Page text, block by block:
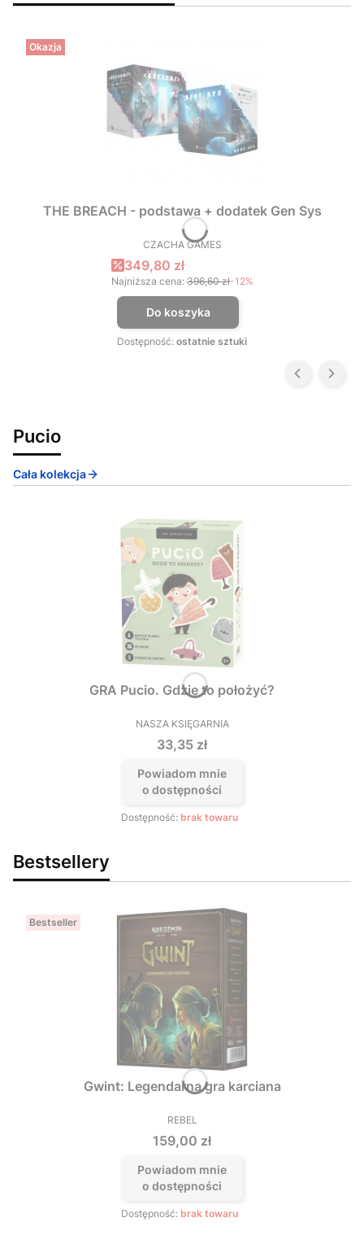
Okazja
THE BREACH - podstawa + dodatek Gen Sys
PRODUCENT
CZACHA GAMES
Cena promocyjna
349,80 zł
Najniższa cena: 396,60 zł-12%
Do koszyka
Dostępność: ostatnie sztuki
Pucio
Cała kolekcja
GRA Pucio. Gdzie to położyć?
PRODUCENT
NASZA KSIĘGARNIA
Cena
33,35 zł
Powiadom mnie
o dostępności
Dostępność: brak towaru
Bestsellery
Bestseller
Gwint: Legendarna gra karciana
PRODUCENT
REBEL
Cena
159,00 zł
Powiadom mnie
o dostępności
Dostępność: brak towaru